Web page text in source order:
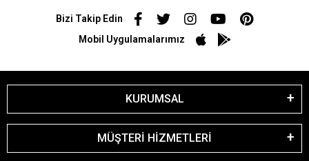
Bizi Takip Edin
Mobil Uygulamalarımız
KURUMSAL
MÜŞTERİ HİZMETLERİ